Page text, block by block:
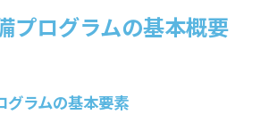
ログラムの効果的な活用法
合わせた警備プログラムの工夫
の警備プログラム事例研究
プログラムの基本概要
グラムの基本要素